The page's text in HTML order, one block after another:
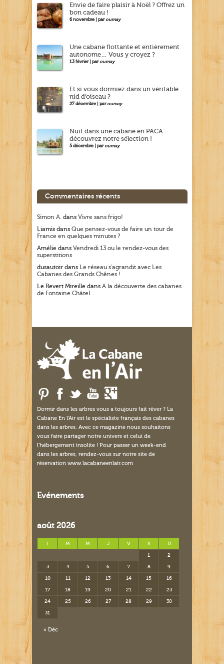
Envie de faire plaisir à Noël ? Offrez un
bon cadeau !
6 novembre | paroumay
Une cabane flottante et entièrement
autonome… Vous y croyez ?
13 février | paroumay
Et si vous dormiez dans un véritable
nid d’oiseau ?
27 décembre | paroumay
Nuit dans une cabane en PACA :
découvrez notre sélection !
5 décembre | paroumay
Commentaires récents
Simon A. dans Vivre sans frigo!
Liamis dans Que pensez-vous de faire un tour de
France en quelques minutes ?
Amélie dans Vendredi 13 ou le rendez-vous des
superstitions
dusautoir dans Le réseau s’agrandit avec Les
Cabanes des Grands Chênes !
Le Revert Mireille dans A la découverte des cabanes
de Fontaine Châtel
Dormir dans les arbres vous a toujours fait rêver ? La
Cabane En l'Air est le spécialiste français des cabanes
dans les arbres. Avec ce magazine nous souhaitons
vous faire partager notre univers et celui de
l'hébergement insolite ! Pour passer un week-end
dans les arbres, rendez-vous sur notre site de
réservation www.lacabaneenlair.com
Evénements
août 2026
L M M J V S D
« Déc
1 2
3 4 5 6 7 8 9
10 11 12 13 14 15 16
17 18 19 20 21 22 23
24 25 26 27 28 29 30
31